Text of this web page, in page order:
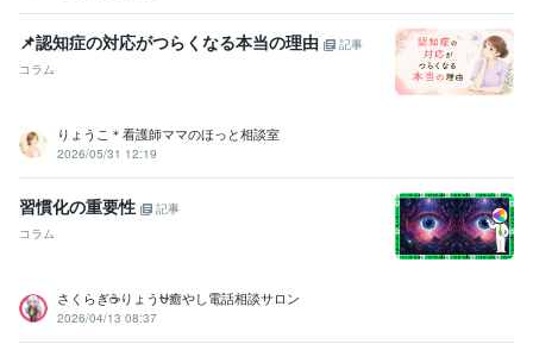
📌認知症の対応がつらくなる本当の理由
記事
コラム
りょうこ＊看護師ママのほっと相談室
2026/05/31 12:19
習慣化の重要性
記事
コラム
さくらぎ☕りょう⛎癒やし電話相談サロン
2026/04/13 08:37